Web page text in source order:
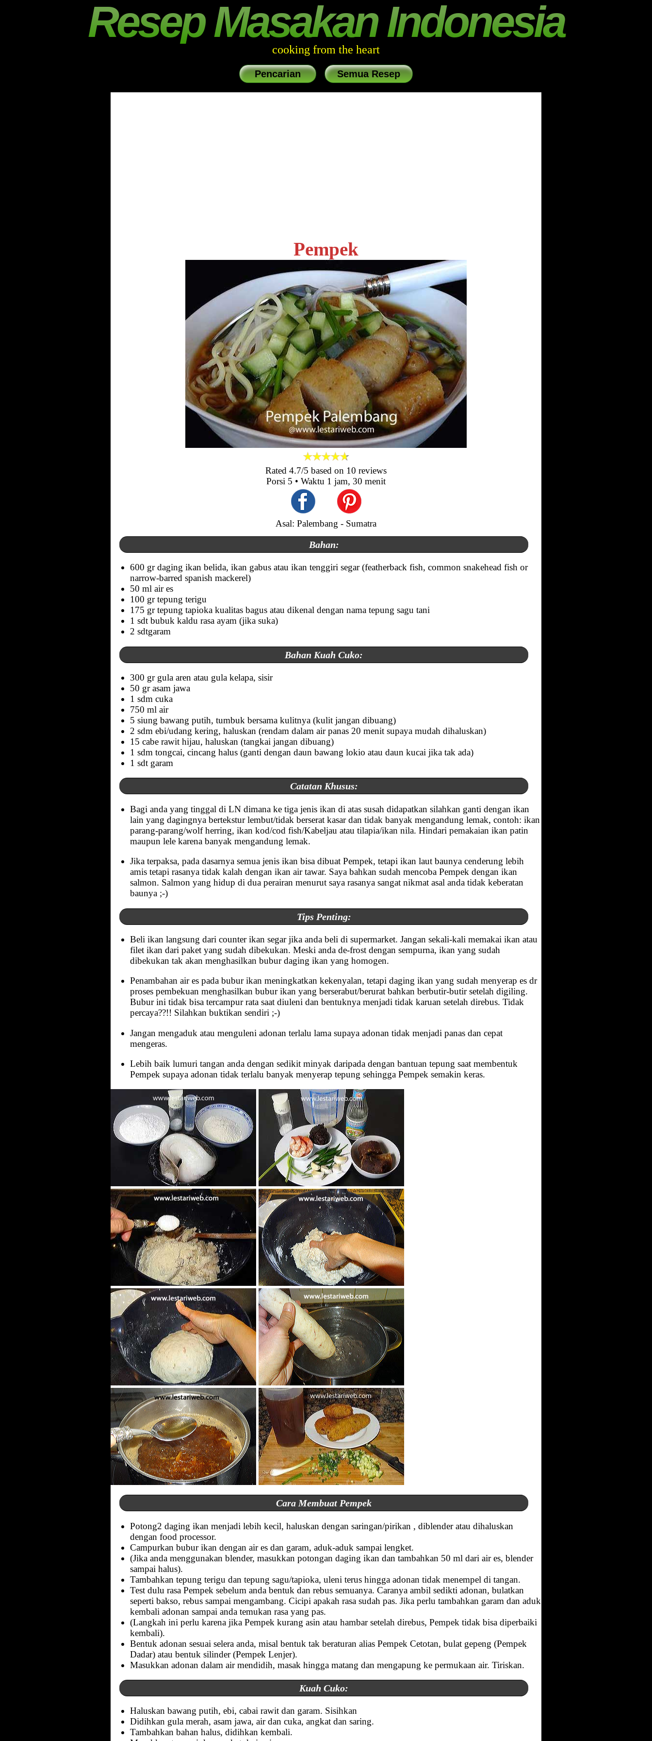
Resep Masakan Indonesia
cooking from the heart
Pencarian Semua Resep
Pempek
Rated 4.7/5 based on 10 reviews
Porsi 5 • Waktu 1 jam, 30 menit
Asal: Palembang - Sumatra
Bahan:
600 gr daging ikan belida, ikan gabus atau ikan tenggiri segar (featherback fish, common snakehead fish or
narrow-barred spanish mackerel)
50 ml air es
100 gr tepung terigu
175 gr tepung tapioka kualitas bagus atau dikenal dengan nama tepung sagu tani
1 sdt bubuk kaldu rasa ayam (jika suka)
2 sdtgaram
Bahan Kuah Cuko:
300 gr gula aren atau gula kelapa, sisir
50 gr asam jawa
1 sdm cuka
750 ml air
5 siung bawang putih, tumbuk bersama kulitnya (kulit jangan dibuang)
2 sdm ebi/udang kering, haluskan (rendam dalam air panas 20 menit supaya mudah dihaluskan)
15 cabe rawit hijau, haluskan (tangkai jangan dibuang)
1 sdm tongcai, cincang halus (ganti dengan daun bawang lokio atau daun kucai jika tak ada)
1 sdt garam
Catatan Khusus:
Bagi anda yang tinggal di LN dimana ke tiga jenis ikan di atas susah didapatkan silahkan ganti dengan ikan
lain yang dagingnya bertekstur lembut/tidak berserat kasar dan tidak banyak mengandung lemak, contoh: ikan
parang-parang/wolf herring, ikan kod/cod fish/Kabeljau atau tilapia/ikan nila. Hindari pemakaian ikan patin
maupun lele karena banyak mengandung lemak.
Jika terpaksa, pada dasarnya semua jenis ikan bisa dibuat Pempek, tetapi ikan laut baunya cenderung lebih
amis tetapi rasanya tidak kalah dengan ikan air tawar. Saya bahkan sudah mencoba Pempek dengan ikan
salmon. Salmon yang hidup di dua perairan menurut saya rasanya sangat nikmat asal anda tidak keberatan
baunya ;-)
Tips Penting:
Beli ikan langsung dari counter ikan segar jika anda beli di supermarket. Jangan sekali-kali memakai ikan atau
filet ikan dari paket yang sudah dibekukan. Meski anda de-frost dengan sempurna, ikan yang sudah
dibekukan tak akan menghasilkan bubur daging ikan yang homogen.
Penambahan air es pada bubur ikan meningkatkan kekenyalan, tetapi daging ikan yang sudah menyerap es dr
proses pembekuan menghasilkan bubur ikan yang berserabut/berurat bahkan berbutir-butir setelah digiling.
Bubur ini tidak bisa tercampur rata saat diuleni dan bentuknya menjadi tidak karuan setelah direbus. Tidak
percaya??!! Silahkan buktikan sendiri ;-)
Jangan mengaduk atau menguleni adonan terlalu lama supaya adonan tidak menjadi panas dan cepat
mengeras.
Lebih baik lumuri tangan anda dengan sedikit minyak daripada dengan bantuan tepung saat membentuk
Pempek supaya adonan tidak terlalu banyak menyerap tepung sehingga Pempek semakin keras.
Cara Membuat Pempek
Potong2 daging ikan menjadi lebih kecil, haluskan dengan saringan/pirikan , diblender atau dihaluskan
dengan food processor.
Campurkan bubur ikan dengan air es dan garam, aduk-aduk sampai lengket.
(Jika anda menggunakan blender, masukkan potongan daging ikan dan tambahkan 50 ml dari air es, blender
sampai halus).
Tambahkan tepung terigu dan tepung sagu/tapioka, uleni terus hingga adonan tidak menempel di tangan.
Test dulu rasa Pempek sebelum anda bentuk dan rebus semuanya. Caranya ambil sedikti adonan, bulatkan
seperti bakso, rebus sampai mengambang. Cicipi apakah rasa sudah pas. Jika perlu tambahkan garam dan aduk
kembali adonan sampai anda temukan rasa yang pas.
(Langkah ini perlu karena jika Pempek kurang asin atau hambar setelah direbus, Pempek tidak bisa diperbaiki
kembali).
Bentuk adonan sesuai selera anda, misal bentuk tak beraturan alias Pempek Cetotan, bulat gepeng (Pempek
Dadar) atau bentuk silinder (Pempek Lenjer).
Masukkan adonan dalam air mendidih, masak hingga matang dan mengapung ke permukaan air. Tiriskan.
Kuah Cuko:
Haluskan bawang putih, ebi, cabai rawit dan garam. Sisihkan
Didihkan gula merah, asam jawa, air dan cuka, angkat dan saring.
Tambahkan bahan halus, didihkan kembali.